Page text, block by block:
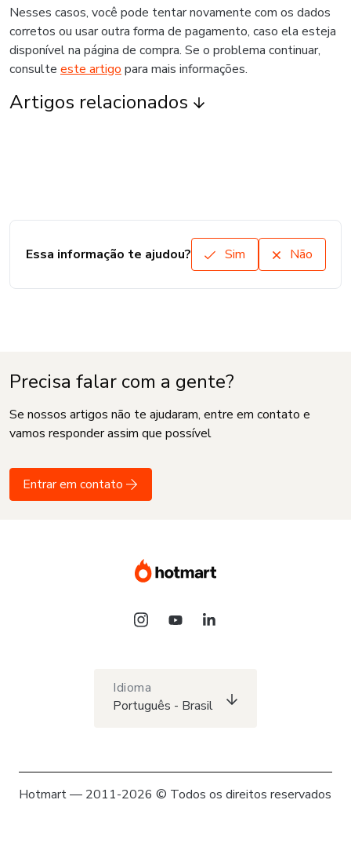
Nesses casos, você pode tentar novamente com os dados
corretos ou usar outra forma de pagamento, caso ela esteja
disponível na página de compra. Se o problema continuar,
consulte este artigo para mais informações.
Artigos relacionados
Essa informação te ajudou? Sim Não
Precisa falar com a gente?
Se nossos artigos não te ajudaram, entre em contato e
vamos responder assim que possível
Entrar em contato
Idioma
Português - Brasil
Hotmart — 2011-2026 © Todos os direitos reservados